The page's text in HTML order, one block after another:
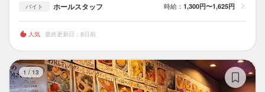
バイト ホールスタッフ 時給： 1,300円〜1,625円
人気 最終更新日：8日前
1 / 13